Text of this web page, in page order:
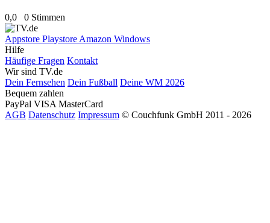
0,0 0 Stimmen
Appstore Playstore Amazon Windows
Hilfe
Häufige Fragen Kontakt
Wir sind TV.de
Dein Fernsehen Dein Fußball Deine WM 2026
Bequem zahlen
PayPal VISA MasterCard
AGB Datenschutz Impressum © Couchfunk GmbH 2011 - 2026